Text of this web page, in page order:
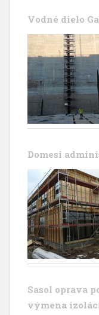
Vodné dielo
Domesi
Sasol oprava
výmena